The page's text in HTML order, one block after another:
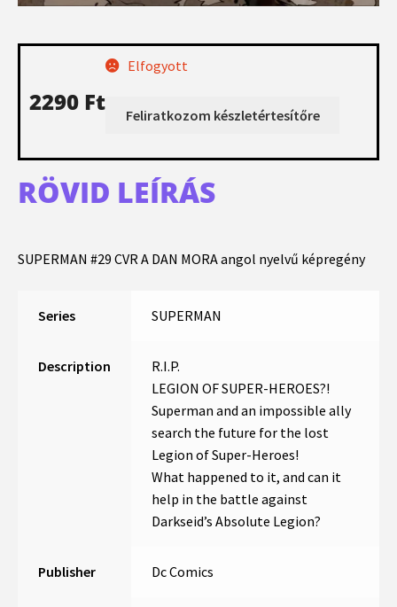
2290 Ft
Elfogyott
Feliratkozom készletértesítőre
RÖVID LEÍRÁS
SUPERMAN #29 CVR A DAN MORA angol nyelvű képregény
Series SUPERMAN
Description
R.I.P.
LEGION OF SUPER-HEROES?!
Superman and an impossible ally
search the future for the lost
Legion of Super-Heroes!
What happened to it, and can it
help in the battle against
Darkseid’s Absolute Legion?
Publisher Dc Comics